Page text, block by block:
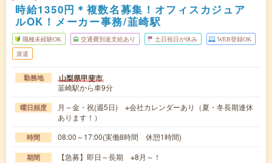
時給1350円＊複数名募集！オフィスカジュア
ルOK！メーカー事務/韮崎駅
職種未経験OK 交通費別途支給あり 土日祝日が休み WEB登録OK
派遣
勤務地 山梨県甲斐市
韮崎駅から車9分
曜日頻度
月～金・祝(週5日) ※会社カレンダーあり（夏・冬長期連休
あります！）
時間 08:00～17:00(実働8時間 休憩1時間)
期間 【急募】即日～長期 ※8月～！